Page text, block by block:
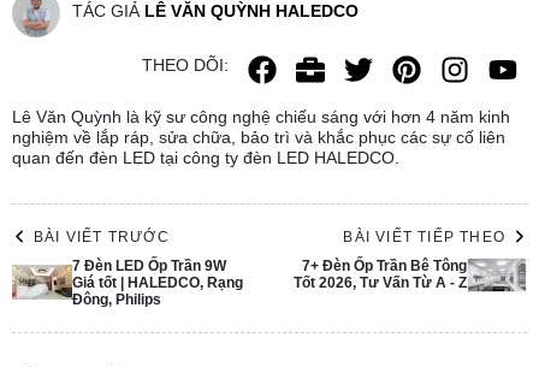
TÁC GIẢ LÊ VĂN QUỲNH HALEDCO
THEO DÕI:
Lê Văn Quỳnh là kỹ sư công nghệ chiếu sáng với hơn 4 năm kinh
nghiệm về lắp ráp, sửa chữa, bảo trì và khắc phục các sự cố liên
quan đến đèn LED tại công ty đèn LED HALEDCO.
BÀI VIẾT TRƯỚC
7 Đèn LED Ốp Trần 9W
Giá tốt | HALEDCO, Rạng
Đông, Philips
BÀI VIẾT TIẾP THEO
7+ Đèn Ốp Trần Bê Tông
Tốt 2026, Tư Vấn Từ A - Z